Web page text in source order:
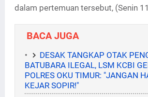
dalam pertemuan tersebut, (Senin
BACA JUGA
DESAK TANGKAP OTAK
BATUBARA ILEGAL, LSM KCBI
POLRES OKU TIMUR: "JANGAN
KEJAR SOPIR!"